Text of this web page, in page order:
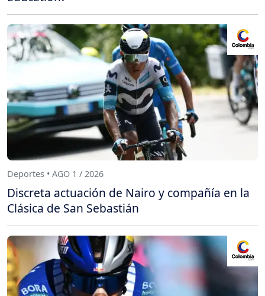
Deportes • AGO 1 / 2026
Discreta actuación de Nairo y compañía en la
Clásica de San Sebastián